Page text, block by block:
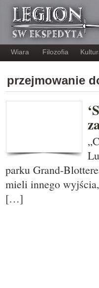
Wiara Filozofia
przejmowanie
parku Grand-
mieli innego
[…]